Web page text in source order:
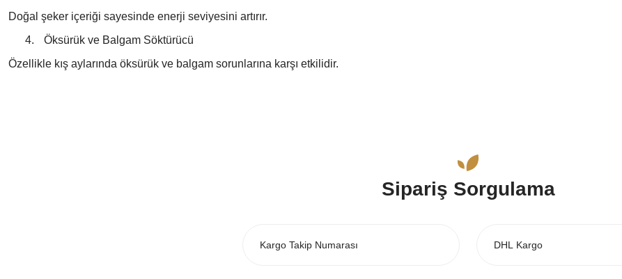
Doğal şeker içeriği sayesinde enerji seviyesini artırır.
4.
Öksürük ve Balgam Söktürücü
Özellikle kış aylarında öksürük ve balgam sorunlarına karşı etkilidir.
Sipariş Sorgulama